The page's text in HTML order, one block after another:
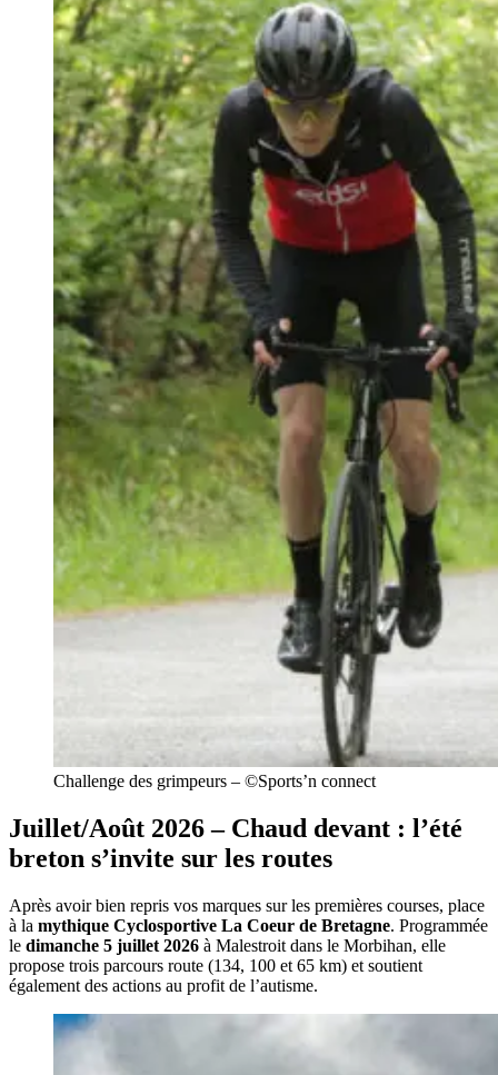
Challenge des grimpeurs – ©Sports’n connect
Juillet/Août 2026 – Chaud devant : l’été
breton s’invite sur les routes
Après avoir bien repris vos marques sur les premières courses, place
à la mythique Cyclosportive La Coeur de Bretagne. Programmée
le dimanche 5 juillet 2026 à Malestroit dans le Morbihan, elle
propose trois parcours route (134, 100 et 65 km) et soutient
également des actions au profit de l’autisme.